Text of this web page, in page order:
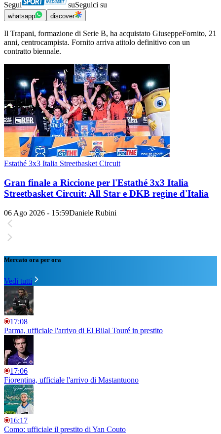
Segui suSeguici su
whatsapp discover
Il Trapani, formazione di Serie B, ha acquistato GiuseppeFornito, 21
anni, centrocampista. Fornito arriva atitolo definitivo con un
contratto biennale.
Estathé 3x3 Italia Streetbasket Circuit
Gran finale a Riccione per l'Estathé 3x3 Italia
Streetbasket Circuit: All Star e DKB regine d'Italia
06 Ago 2026 - 15:59Daniele Rubini
Mercato ora per ora
Vedi tutti
17:08
Parma, ufficiale l'arrivo di El Bilal Touré in prestito
17:06
Fiorentina, ufficiale l'arrivo di Mastantuono
16:17
Como: ufficiale il prestito di Yan Couto